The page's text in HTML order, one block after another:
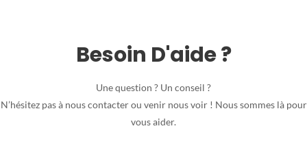
Besoin D'aide ?
Une question ? Un conseil ?
N’hésitez pas à nous contacter ou venir nous voir ! Nous sommes là pour
vous aider.